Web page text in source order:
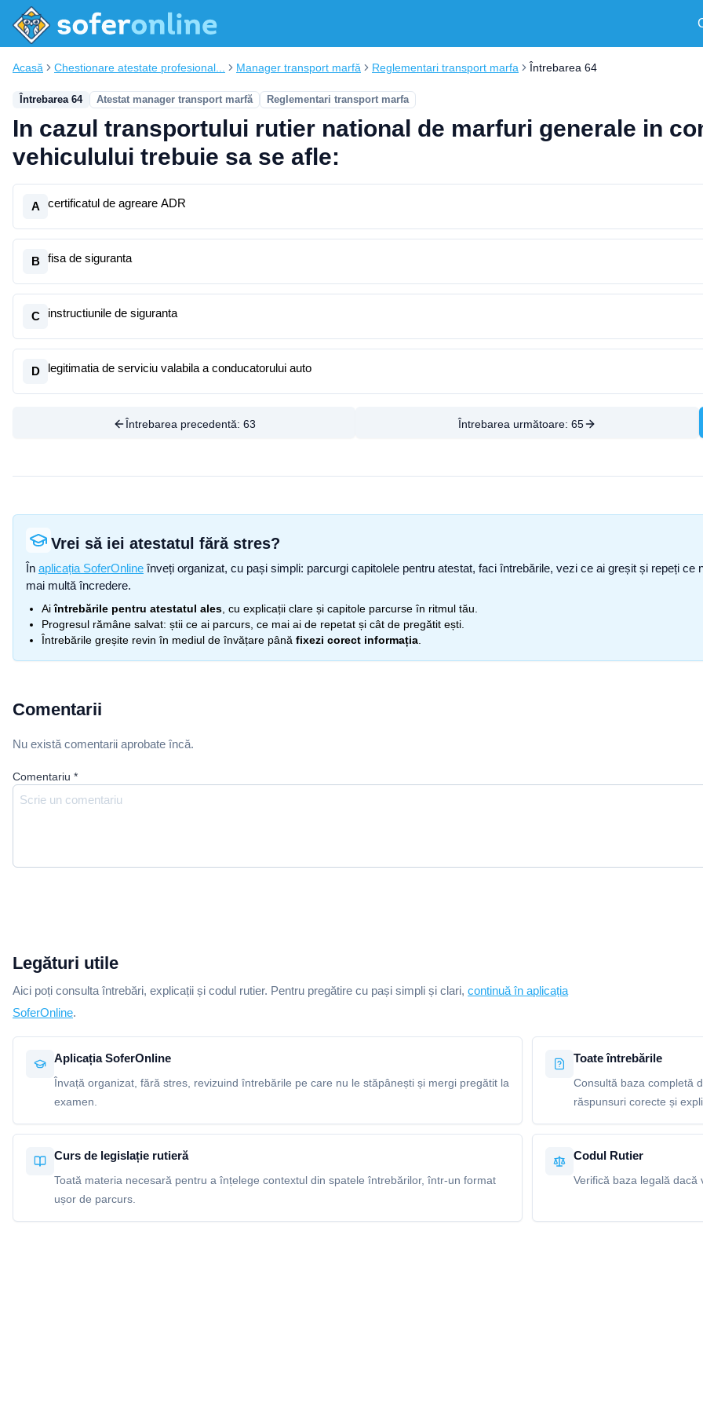
Acasă Chestionare atestate profesional... Manager transport marfă Reglementari transport marfa Întrebarea 64
Întrebarea 64 Atestat manager transport marfă Reglementari transport marfa
In cazul transportului rutier national de marfuri generale in
vehiculului trebuie sa se afle:
A certificatul de agreare ADR
B fisa de siguranta
C instructiunile de siguranta
D legitimatia de serviciu valabila a conducatorului auto
Întrebarea precedentă: 63 Întrebarea următoare: 65
Vrei să iei atestatul fără stres?
În aplicația SoferOnline înveți organizat, cu pași simpli: parcurgi capitolele pentru atestat, faci întrebările, vezi ce ai greșit și repeți
mai multă încredere.
Aiîntrebările pentru atestatul ales , cu explicații clare și capitole parcurse în ritmul tău.
Progresul rămâne salvat: știi ce ai parcurs, ce mai ai de repetat și cât de pregătit ești.
Întrebările greșite revin în mediul de învățare până fixezi corect informația
Comentarii
Nu există comentarii aprobate încă.
Comentariu *
Legături utile
Aici poți consulta întrebări, explicații și codul rutier. Pentru pregătire cu pași simpli și clari, continuă în aplicația
SoferOnline.
Aplicația SoferOnline
Învață organizat, fără stres, revizuind întrebările pe care nu le stăpânești și mergi pregătit la
examen.
Toate întrebările
Consultă baza completă
răspunsuri corecte și
Curs de legislație rutieră
Toată materia necesară pentru a înțelege contextul din spatele întrebărilor, într-un format
ușor de parcurs.
Codul Rutier
Verifică baza legală dacă